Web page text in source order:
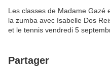
Les classes de Madame Gazé
la zumba avec Isabelle Dos
et le tennis vendredi 5
Partager